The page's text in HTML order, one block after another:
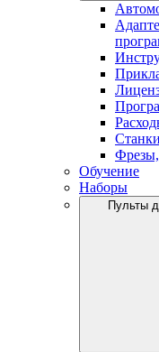
Станки
Фрезы,
Обучение
Наборы
Пульты